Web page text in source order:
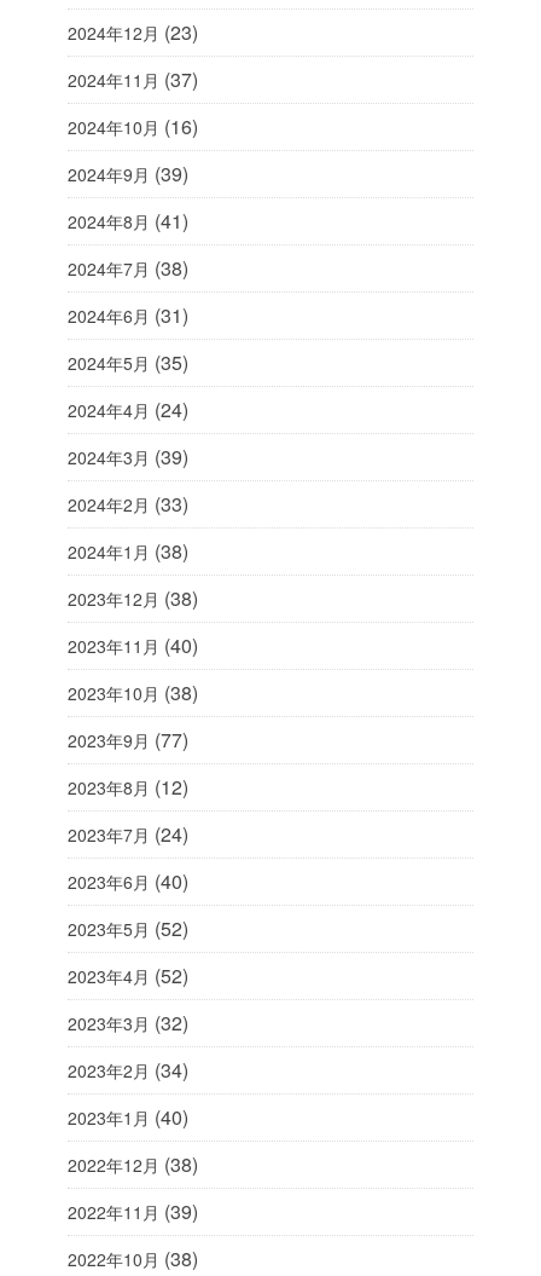
2024年12月 (23)
2024年11月 (37)
2024年10月 (16)
2024年9月 (39)
2024年8月 (41)
2024年7月 (38)
2024年6月 (31)
2024年5月 (35)
2024年4月 (24)
2024年3月 (39)
2024年2月 (33)
2024年1月 (38)
2023年12月 (38)
2023年11月 (40)
2023年10月 (38)
2023年9月 (77)
2023年8月 (12)
2023年7月 (24)
2023年6月 (40)
2023年5月 (52)
2023年4月 (52)
2023年3月 (32)
2023年2月 (34)
2023年1月 (40)
2022年12月 (38)
2022年11月 (39)
2022年10月 (38)